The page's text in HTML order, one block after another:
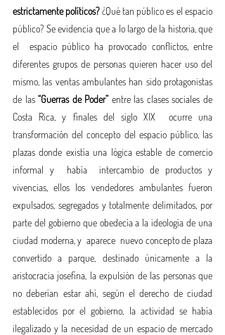
estrictamente políticos? ¿Qué tan público es el espacio
público? Se evidencia que a lo largo de la historia, que
el  espacio público ha provocado conflictos, entre
diferentes grupos de personas quieren hacer uso del
mismo, las ventas ambulantes han sido protagonistas
de las “Guerras de Poder” entre las clases sociales de
Costa Rica, y finales del siglo XIX  ocurre una
transformación del concepto del espacio público, las
plazas donde existía una lógica estable de comercio
informal y  había  intercambio de productos y
vivencias, ellos los vendedores ambulantes fueron
expulsados, segregados y totalmente delimitados, por
parte del gobierno que obedecía a la ideología de una
ciudad moderna, y  aparece  nuevo concepto de plaza
convertido a parque, destinado únicamente a la
aristocracia josefina, la expulsión de las personas que
no deberían estar ahí, según el derecho de ciudad
establecidos por el gobierno, la actividad se había
ilegalizado y la necesidad de un espacio de mercado